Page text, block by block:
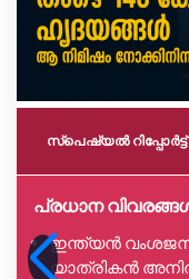
സ്പെഷ്യൽ റിപ്പോര്‍ട്ട്
പ്രധാന
ഇന്ത്യൻ
യാത്രികൻ